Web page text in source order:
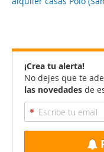
¡Crea tu alerta!
No dejes que te
las novedades de